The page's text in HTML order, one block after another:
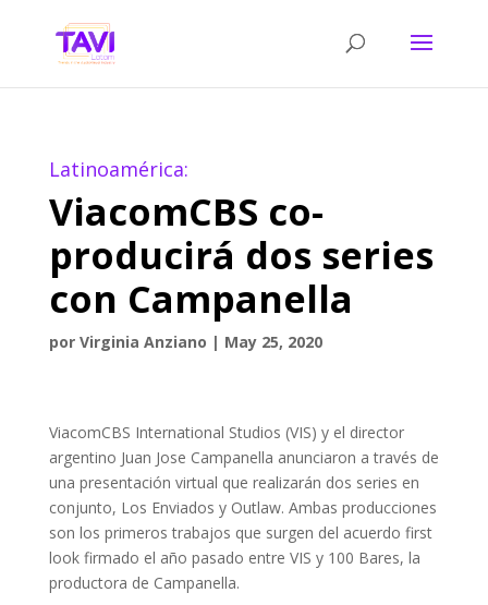
Latinoamérica:
ViacomCBS co-
producirá dos series
con Campanella
por Virginia Anziano | May 25, 2020
ViacomCBS International Studios (VIS) y el director
argentino Juan Jose Campanella anunciaron a través de
una presentación virtual que realizarán dos series en
conjunto, Los Enviados y Outlaw. Ambas producciones
son los primeros trabajos que surgen del acuerdo first
look firmado el año pasado entre VIS y 100 Bares, la
productora de Campanella.